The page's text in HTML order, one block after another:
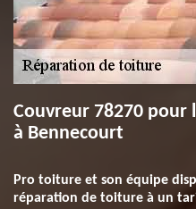
Couvreur 78270
à Bennecourt
Pro toiture et son équipe
réparation de toiture à un